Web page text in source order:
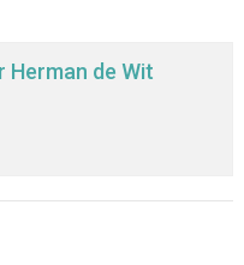
Herman de Wit